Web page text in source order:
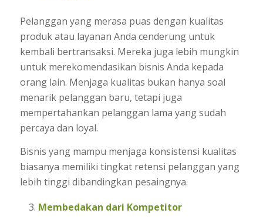
Pelanggan yang merasa puas dengan kualitas
produk atau layanan Anda cenderung untuk
kembali bertransaksi. Mereka juga lebih mungkin
untuk merekomendasikan bisnis Anda kepada
orang lain. Menjaga kualitas bukan hanya soal
menarik pelanggan baru, tetapi juga
mempertahankan pelanggan lama yang sudah
percaya dan loyal.
Bisnis yang mampu menjaga konsistensi kualitas
biasanya memiliki tingkat retensi pelanggan yang
lebih tinggi dibandingkan pesaingnya.
Membedakan dari Kompetitor